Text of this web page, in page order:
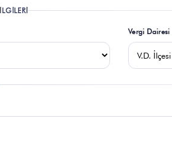
Vergi Dairesi